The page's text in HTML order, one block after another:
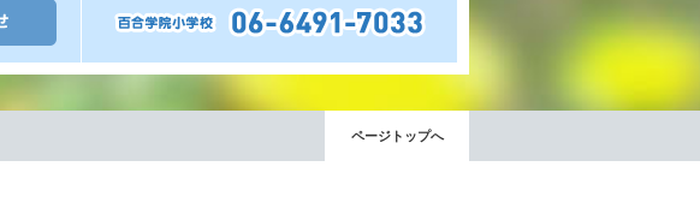
ページトップへ